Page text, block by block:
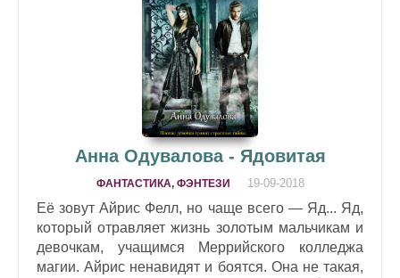
Анна Одувалова - Ядовитая
ФАНТАСТИКА, ФЭНТЕЗИ 19-09-2018
Её зовут Айрис Фелл, но чаще всего — Яд... Яд,
который отравляет жизнь золотым мальчикам и
девочкам, учащимся Меррийского колледжа
магии. Айрис ненавидят и боятся. Она не такая,